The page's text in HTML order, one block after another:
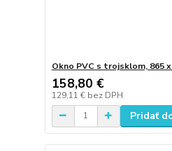
Okno PVC s trojsklom, 865
158,80 €
129,11 € bez DPH
Pridať